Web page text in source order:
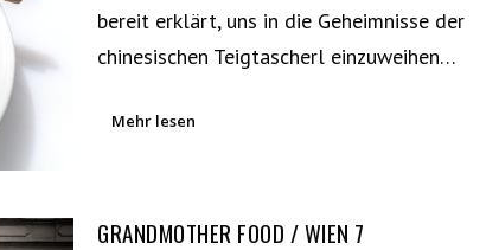
bereit erklärt, uns in die Geheimnisse der
chinesischen Teigtascherl einzuweihen…
Mehr lesen
GRANDMOTHER FOOD / WIEN 7